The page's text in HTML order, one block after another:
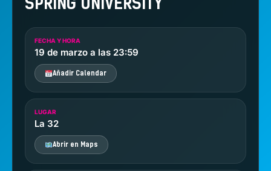
FECHA Y HORA
19 de marzo a las 23:59
Añadir Calendar
LUGAR
La 32
Abrir en Maps